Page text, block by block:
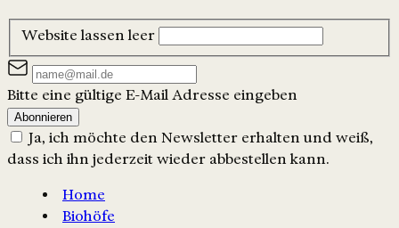
Website lassen leer
Bitte eine gültige E-Mail Adresse eingeben
Abonnieren
Ja, ich möchte den Newsletter erhalten und weiß,
dass ich ihn jederzeit wieder abbestellen kann.
Home
Biohöfe